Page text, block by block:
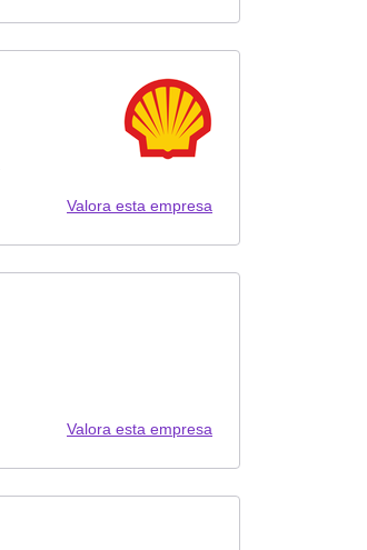
Valora esta empresa
Valora esta empresa